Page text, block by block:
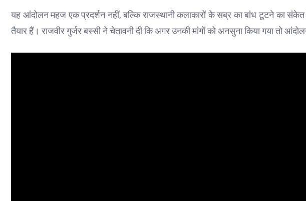
यह आंदोलन महज एक प्रदर्शन नहीं, बल्कि राजस्थानी कलाकारों के सब्र का बांध टूटने का
तैयार हैं। राजवीर गुर्जर बस्सी ने चेतावनी दी कि अगर उनकी मांगों को अनसुना किया गया तो